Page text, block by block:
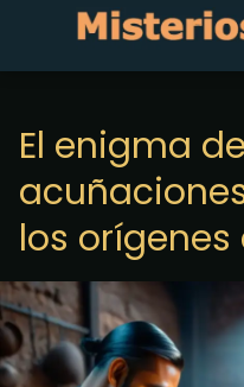
El enigma
los